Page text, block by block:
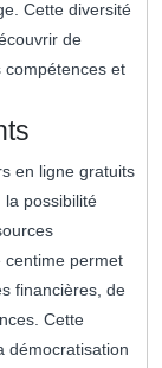
Cette diversité
de
compétences et
en ligne gratuits
la possibilité
centime permet
financières, de
Cette
démocratisation